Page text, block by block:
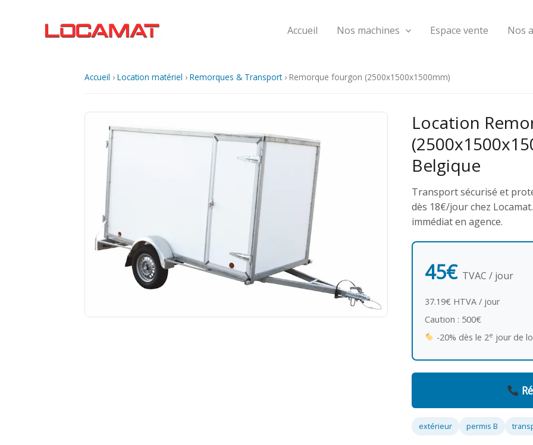
Accueil Nos machines Espace vente Nos
Accueil › Location matériel › Remorques & Transport › Remorque fourgon (2500x1500x1500mm)
Location
Belgique
Transport sécurisé et
dès 18€/jour chez
immédiat en agence.
45€ TVAC / jour
37.19€ HTVA / jour
Caution : 500€
-20% dès le 2e jour de
extérieur permis B